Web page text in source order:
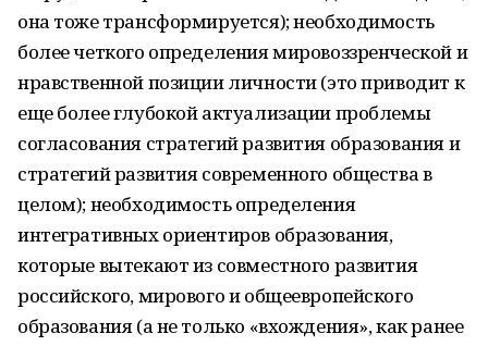
она тоже трансформируется); необходимость
более четкого определения мировоззренческой и
нравственной позиции личности (это приводит к
еще более глубокой актуализации проблемы
согласования стратегий развития образования и
стратегий развития современного общества в
целом); необходимость определения
интегративных ориентиров образования,
которые вытекают из совместного развития
российского, мирового и общеевропейского
образования (а не только «вхождения», как ранее